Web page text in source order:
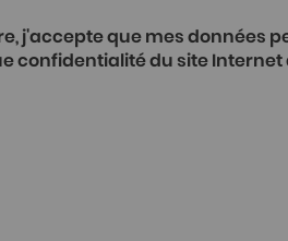
j'accepte que mes données
confidentialité du site